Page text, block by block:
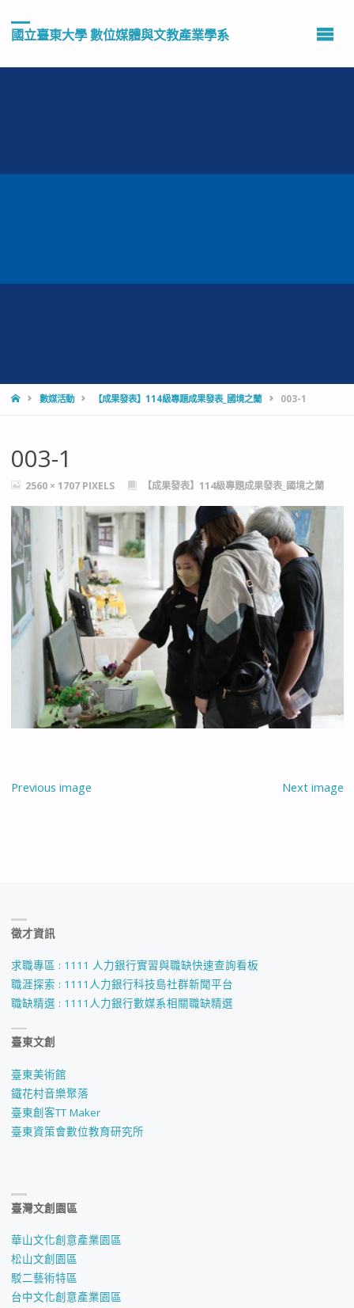
國立臺東大學 數位媒體與文教產業學系
HOME數媒活動 【成果發表】114級專題成果發表_國境之蘭 003-1
003-1
FULL2560 × 1707 PIXELS 【成果發表】114級專題成果發表_國境之蘭
Previous image Next image
徵才資訊
求職專區 : 1111 人力銀行實習與職缺快速查詢看板
職涯探索 : 1111人力銀行科技島社群新聞平台
職缺精選 : 1111人力銀行數媒系相關職缺精選
臺東文創
臺東美術館
鐵花村音樂聚落
臺東創客TT Maker
臺東資策會數位教育研究所
臺灣文創園區
華山文化創意產業園區
松山文創園區
駁二藝術特區
台中文化創意產業園區